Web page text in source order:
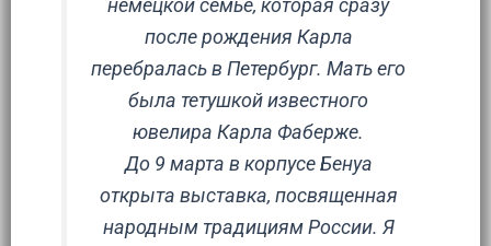
немецкой семье, которая сразу
после рождения Карла
перебралась в Петербург. Мать его
была тетушкой известного
ювелира Карла Фаберже.
До 9 марта в корпусе Бенуа
открыта выставка, посвященная
народным традициям России. Я